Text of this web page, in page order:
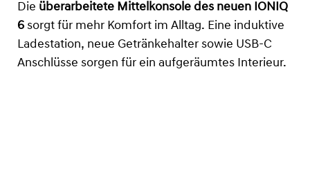
Die überarbeitete Mittelkonsole des neuen IONIQ
6 sorgt für mehr Komfort im Alltag. Eine induktive
Ladestation, neue Getränkehalter sowie USB-C
Anschlüsse sorgen für ein aufgeräumtes Interieur.